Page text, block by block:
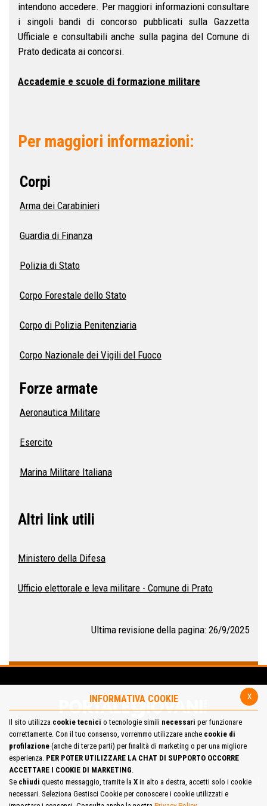
intendono accedere. Per maggiori informazioni consultare
i singoli bandi di concorso pubblicati sulla Gazzetta
Ufficiale e consultabili anche sulla pagina del Comune di
Prato dedicata ai concorsi.
Accademie e scuole di formazione militare
Per maggiori informazioni:
Corpi
Arma dei Carabinieri
Guardia di Finanza
Polizia di Stato
Corpo Forestale dello Stato
Corpo di Polizia Penitenziaria
Corpo Nazionale dei Vigili del Fuoco
Forze armate
Aeronautica Militare
Esercito
Marina Militare Italiana
Altri link utili
Ministero della Difesa
Ufficio elettorale e leva militare - Comune di Prato
Ultima revisione della pagina: 26/9/2025
Mappa del Sito Privacy Policy Cookie Policy
Contatta la redazione
Cosa pensi del portale
x
INFORMATIVA COOKIE
Il sito utilizza cookie tecnici o tecnologie simili necessari per funzionare
correttamente. Con il tuo consenso, vorremmo utilizzare anche cookie di
profilazione (anche di terze parti) per finalità di marketing o per una migliore
esperienza. PER POTER UTILIZZARE LA CHAT DI SUPPORTO OCCORRE
ACCETTARE I COOKIE DI MARKETING.
Se chiudi questo messaggio, tramite la X in alto a destra, accetti solo i cookie
necessari. Seleziona Gestisci Cookie per conoscere i cookie utilizzati e